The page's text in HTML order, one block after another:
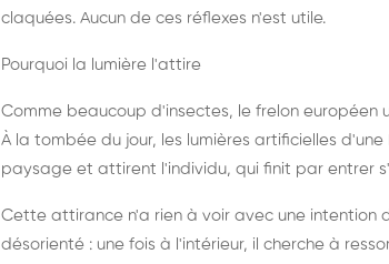
claquées. Aucun de ces réflexes n'est utile.
Pourquoi la lumière l'attire
Comme beaucoup d'insectes, le frelon européen
À la tombée du jour, les lumières artificielles
paysage et attirent l'individu, qui finit par entrer
Cette attirance n'a rien à voir avec une intention
désorienté : une fois à l'intérieur, il cherche à